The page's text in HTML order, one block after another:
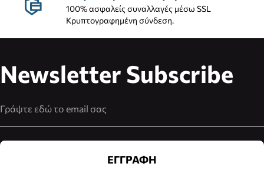
100% ασφαλείς συναλλαγές μέσω SSL
Κρυπτογραφημένη σύνδεση.
Newsletter Subscribe
ΕΓΓΡΑΦΗ